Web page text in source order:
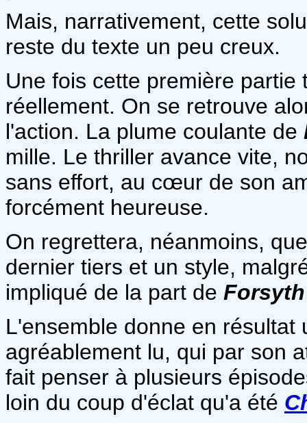
Mais, narrativement, cette
reste du texte un peu creux.
Une fois cette première
réellement. On se retrouve
l'action. La plume coulante de
mille. Le thriller avance vite,
sans effort, au cœur de son
forcément heureuse.
On regrettera, néanmoins,
dernier tiers et un style,
impliqué de la part de Forsyth
L'ensemble donne en
agréablement lu, qui par son
fait penser à plusieurs
loin du coup d'éclat qu'a été